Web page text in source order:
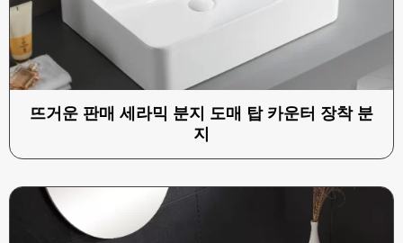
뜨거운 판매 세라믹 분지 도매 탑 카운터 장착 분
지